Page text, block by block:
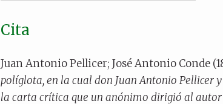
Cita
Juan Antonio Pellicer; José Antonio Conde
políglota, en la cual don Juan Antonio Pellicer
la carta crítica que un anónimo dirigió al autor